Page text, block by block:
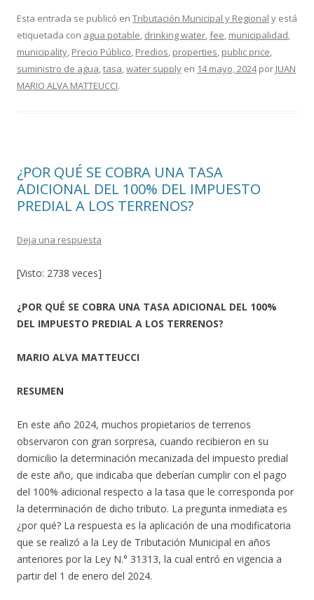
e
b
o
o
itt
er
m
p
ar
ti
Esta entrada se publicó en Tributación Municipal y Regional y está
etiquetada con agua potable, drinking water,fee, municipalidad,
municipality, Precio Público, Predios, properties, public price,
suministro de agua,tasa,water supply en 14 mayo, 2024por JUAN
MARIO ALVA MATTEUCCI.
¿POR QUÉ SE COBRA UNA TASA
ADICIONAL DEL 100% DEL IMPUESTO
PREDIAL A LOS TERRENOS?
Deja una respuesta
[Visto: 2738 veces]
¿POR QUÉ SE COBRA UNA TASA ADICIONAL DEL 100%
DEL IMPUESTO PREDIAL A LOS TERRENOS?
MARIO ALVA MATTEUCCI
RESUMEN
En este año 2024, muchos propietarios de terrenos
observaron con gran sorpresa, cuando recibieron en su
domicilio la determinación mecanizada del impuesto predial
de este año, que indicaba que deberían cumplir con el pago
del 100% adicional respecto a la tasa que le corresponda por
la determinación de dicho tributo. La pregunta inmediata es
¿por qué? La respuesta es la aplicación de una modificatoria
que se realizó a la Ley de Tributación Municipal en años
anteriores por la Ley N.° 31313, la cual entró en vigencia a
partir del 1 de enero del 2024.